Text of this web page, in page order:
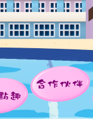
趣
合作伙伴